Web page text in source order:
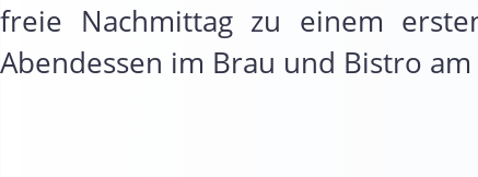
freie Nachmittag zu einem
Abendessen im Brau und Bistro